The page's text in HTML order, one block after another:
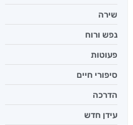
שירה
נפש ורוח
פעוטות
סיפורי חיים
הדרכה
עידן חדש